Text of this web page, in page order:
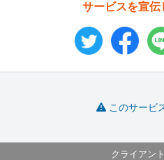
サービスを宣伝
このサービ
クライアン